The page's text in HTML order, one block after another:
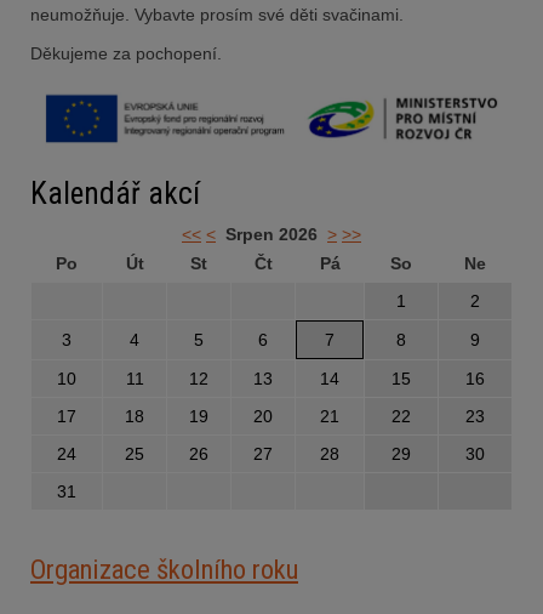
neumožňuje. Vybavte prosím své děti svačinami.
Děkujeme za pochopení.
Kalendář akcí
<< < Srpen 2026 > >>
Po
Út St Čt Pá So
Ne
1
2
3
4 5 6 7 8
9
10
11 12 13 14 15
16
17
18 19 20 21 22
23
24
25 26 27 28 29
30
31
Organizace školního roku